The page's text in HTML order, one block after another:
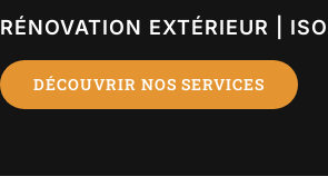
RÉNOVATION EXTÉRIEUR |
DÉCOUVRIR NOS SERVICES